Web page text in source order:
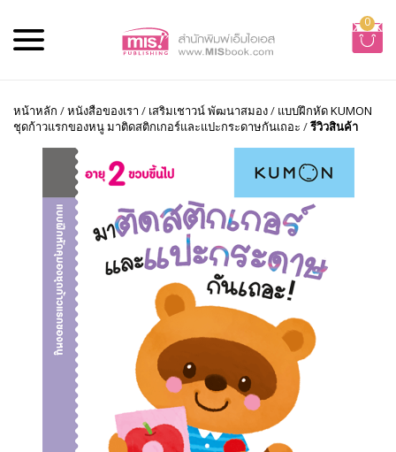
0
หน้าหลัก /หนังสือของเรา / เสริมเชาวน์ พัฒนาสมอง/ แบบฝึกหัด KUMON
ชุดก้าวแรกของหนู มาติดสติกเกอร์และแปะกระดาษกันเถอะ /รีวิวสินค้า